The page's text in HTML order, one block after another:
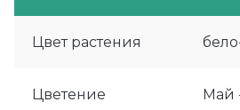
Цвет растения
Цветение Май